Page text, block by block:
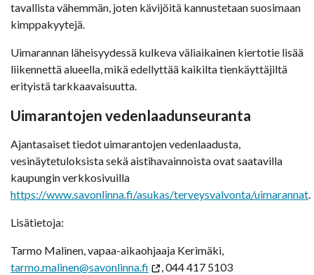
tavallista vähemmän, joten kävijöitä kannustetaan suosimaan
kimppakyytejä.
Uimarannan läheisyydessä kulkeva väliaikainen kiertotie lisää
liikennettä alueella, mikä edellyttää kaikilta tienkäyttäjiltä
erityistä tarkkaavaisuutta.
Uimarantojen vedenlaadunseuranta
Ajantasaiset tiedot uimarantojen vedenlaadusta,
vesinäytetuloksista sekä aistihavainnoista ovat saatavilla
kaupungin verkkosivuilla
https://www.savonlinna.fi/asukas/terveysvalvonta/uimarannat.
Lisätietoja:
Tarmo Malinen, vapaa-aikaohjaaja Kerimäki,
tarmo.malinen@savonlinna.fi
, 044 417 5103